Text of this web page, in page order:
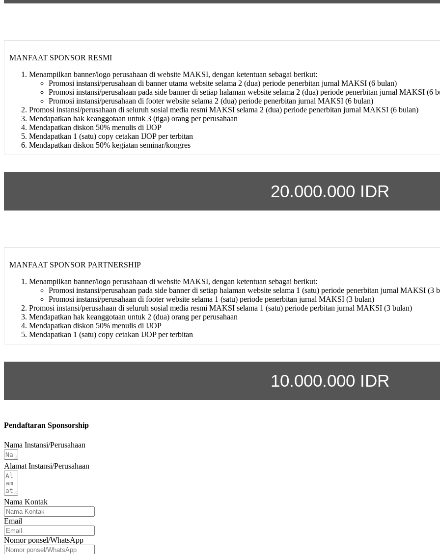
MANFAAT SPONSOR RESMI
Menampilkan banner/logo perusahaan di website MAKSI, dengan ketentuan sebagai berikut:
Promosi instansi/perusahaan di banner utama website selama 2 (dua) periode penerbitan jurnal MAKSI (6 bulan)
Promosi instansi/perusahaan pada side banner di setiap halaman website selama 2 (dua) periode penerbitan jurnal MAKSI (6
Promosi instansi/perusahaan di footer website selama 2 (dua) periode penerbitan jurnal MAKSI (6 bulan)
Promosi instansi/perusahaan di seluruh sosial media resmi MAKSI selama 2 (dua) periode penerbitan jurnal MAKSI (6 bulan)
Mendapatkan hak keanggotaan untuk 3 (tiga) orang per perusahaan
Mendapatkan diskon 50% menulis di IJOP
Mendapatkan 1 (satu) copy cetakan IJOP per terbitan
Mendapatkan diskon 50% kegiatan seminar/kongres
20.000.000 IDR
MANFAAT SPONSOR PARTNERSHIP
Menampilkan banner/logo perusahaan di website MAKSI, dengan ketentuan sebagai berikut:
Promosi instansi/perusahaan pada side banner di setiap halaman website selama 1 (satu) periode penerbitan jurnal MAKSI (3
Promosi instansi/perusahaan di footer website selama 1 (satu) periode penerbitan jurnal MAKSI (3 bulan)
Promosi instansi/perusahaan di seluruh sosial media resmi MAKSI selama 1 (satu) periode perbitan jurnal MAKSI (3 bulan)
Mendapatkan hak keanggotaan untuk 2 (dua) orang per perusahaan
Mendapatkan diskon 50% menulis di IJOP
Mendapatkan 1 (satu) copy cetakan IJOP per terbitan
10.000.000 IDR
Pendaftaran Sponsorship
Nama Instansi/Perusahaan
Alamat Instansi/Perusahaan
Nama Kontak
Email
Nomor ponsel/WhatsApp